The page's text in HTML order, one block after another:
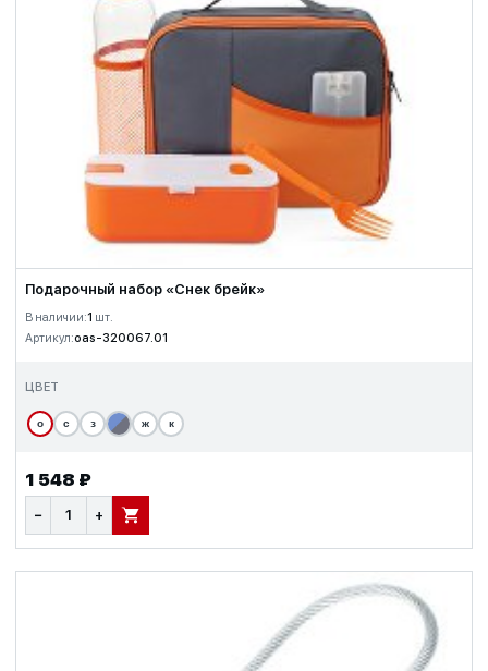
Подарочный набор «Снек брейк»
В наличии:1 шт.
Артикул:oas-320067.01
ЦВЕТ
о с з ж к
1 548 ₽
− + В КОРЗИНУ